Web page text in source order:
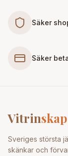
Säker
Säker
Vitrinskap
Sveriges största
skänkar och